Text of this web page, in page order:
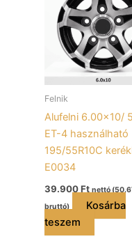
Felnik
Alufelni 6.00×10/
ET-4 használható
195/55R10C
E0034
39.900Ft nettó (
bruttó)
Kosárba
teszem